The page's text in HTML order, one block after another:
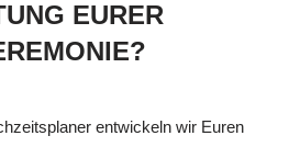
EURER
entwickeln wir Euren